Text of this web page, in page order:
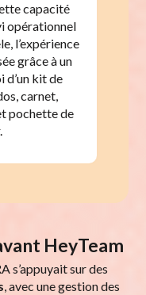
capacité
opérationnel
l’expérience
grâce à un
d’un kit de
carnet,
pochette de
HeyTeam
s’appuyait sur des
, avec une gestion des